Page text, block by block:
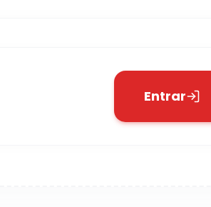
Entrar